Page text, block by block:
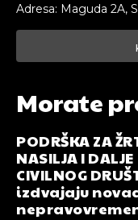
Adresa: Maguda 2A,
Morate
PODRŠKA ZA
NASILJA I
CIVILNOG
izdvajaju